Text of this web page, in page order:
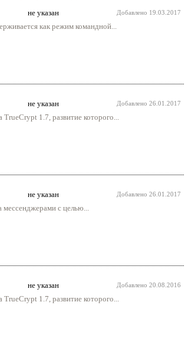
не указан Добавлено 19.03.2017
как режим командной...
не указан Добавлено 26.01.2017
1.7, развитие которого...
не указан Добавлено 26.01.2017
мессенджерами с целью...
не указан Добавлено 20.08.2016
1.7, развитие которого...